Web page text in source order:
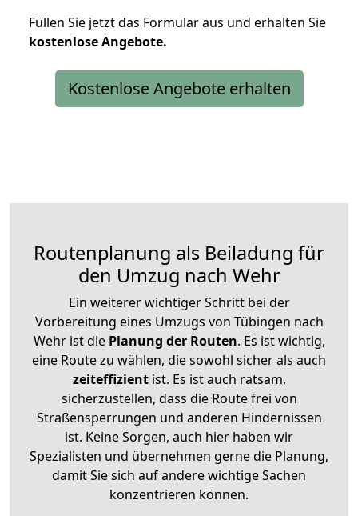
Füllen Sie jetzt das Formular aus und erhalten Sie
kostenloseAngebote.
Kostenlose Angebote erhalten
Routenplanung als Beiladung für
den Umzug nach Wehr
Ein weiterer wichtiger Schritt bei der
Vorbereitung eines Umzugs von Tübingen nach
Wehr ist diePlanung der Routen. Es ist wichtig,
eine Route zu wählen, die sowohl sicher als auch
zeiteffizientist. Es ist auch ratsam,
sicherzustellen, dass die Route frei von
Straßensperrungen und anderen Hindernissen
ist. Keine Sorgen, auch hier haben wir
Spezialisten und übernehmen gerne die Planung,
damit Sie sich auf andere wichtige Sachen
konzentrieren können.